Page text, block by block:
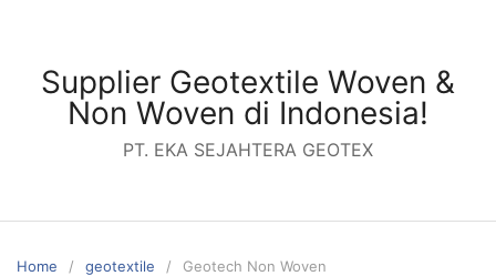
contentSupplier Geotextile Woven &
Non Woven di Indonesia!
PT. EKA SEJAHTERA GEOTEX
Home geotextile Geotech Non Woven